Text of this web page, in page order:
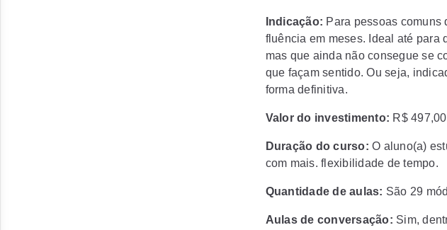
Indicação: Para pessoas comuns
fluência em meses. Ideal até para
mas que ainda não consegue se
que façam sentido. Ou seja,
forma definitiva.
Valor do investimento: R$
Duração do curso: O aluno(a)
com mais. flexibilidade de tempo.
Quantidade de aulas: São 29
Aulas de conversação: Sim,